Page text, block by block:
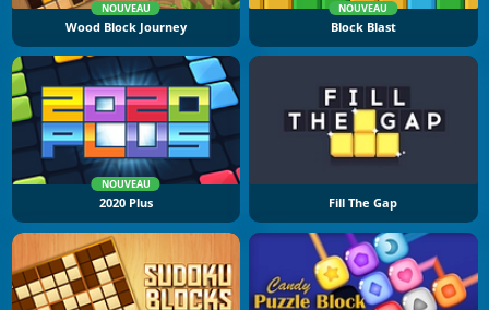
NOUVEAU
Wood Block Journey
NOUVEAU
Block Blast
NOUVEAU
2020 Plus Fill The Gap